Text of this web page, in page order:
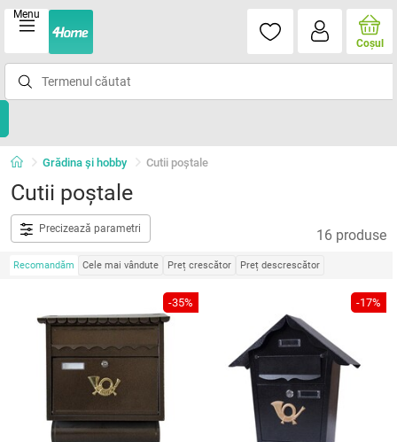
Menu
Coşul
Grădina şi hobby Cutii poştale
Cutii poştale
Precizează parametri 16 produse
Recomandăm Cele mai vândute Preț crescător Preț descrescător
-35% -17%